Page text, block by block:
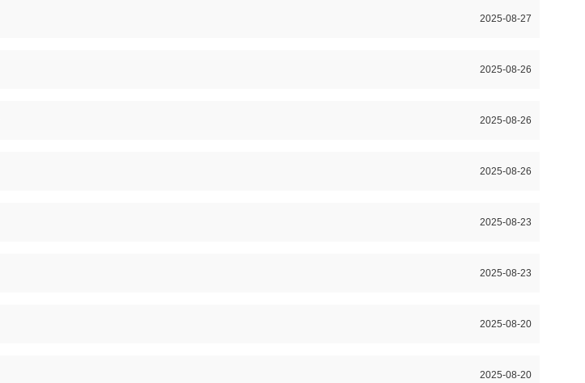
2025-08-27
2025-08-26
2025-08-26
2025-08-26
2025-08-23
2025-08-23
2025-08-20
2025-08-20